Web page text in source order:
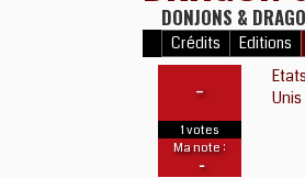
DONJONS &
Crédits Editions
-
1 votes
Ma note :
-
Unis